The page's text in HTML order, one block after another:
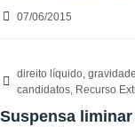
07/06/2015
direito líquido, gravidade
candidatos, Recurso
Suspensa